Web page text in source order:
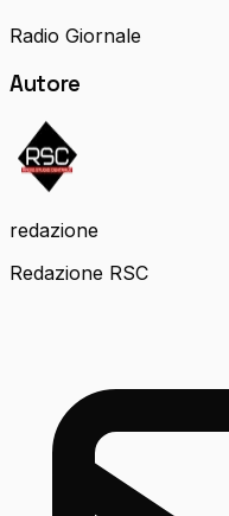
Radio Giornale
Autore
redazione
Redazione RSC